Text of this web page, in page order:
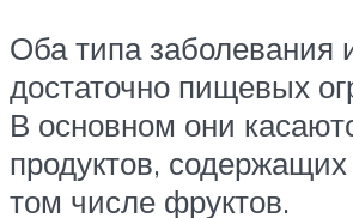
Оба типа заболевания
достаточно пищевых
В основном они
продуктов,
том числе фруктов.